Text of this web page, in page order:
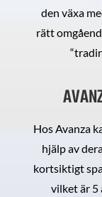
den växa
rätt
Hos Avanza
hjälp av
kortsiktigt
vilket är 5